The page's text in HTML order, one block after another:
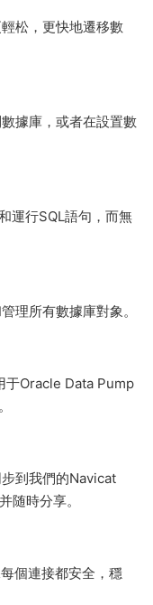
松，更快地遷移數
據庫，或者在設置數
運行SQL語句，而無
理所有數據庫對象。
于Oracle Data Pump
到我們的Navicat
随時分享。
個連接都安全，穩